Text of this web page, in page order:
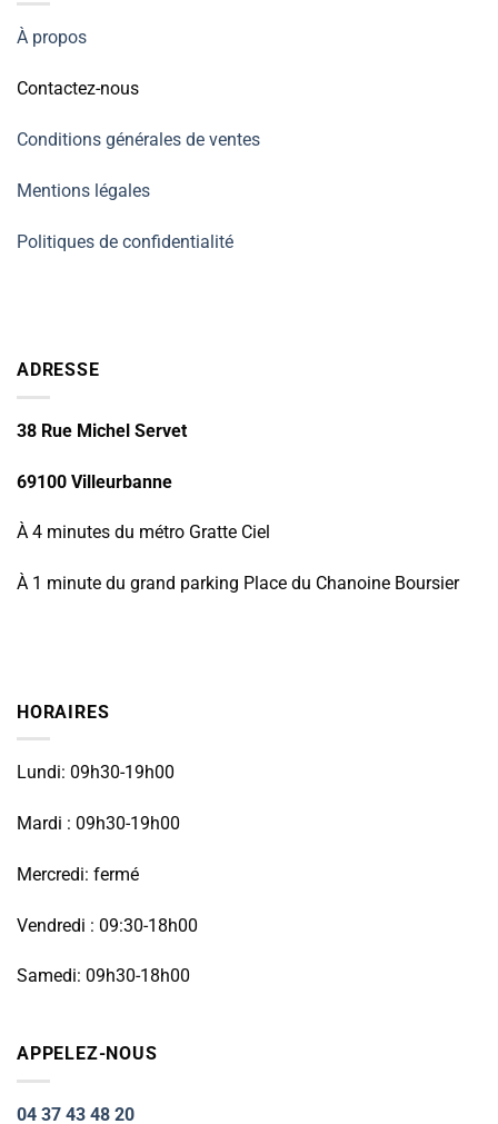
À propos
Contactez-nous
Conditions générales de ventes
Mentions légales
Politiques de confidentialité
ADRESSE
38 Rue Michel Servet
69100 Villeurbanne
À 4 minutes du métro Gratte Ciel
À 1 minute du grand parking Place du Chanoine Boursier
HORAIRES
Lundi: 09h30-19h00
Mardi : 09h30-19h00
Mercredi: fermé
Vendredi : 09:30-18h00
Samedi: 09h30-18h00
APPELEZ-NOUS
04 37 43 48 20